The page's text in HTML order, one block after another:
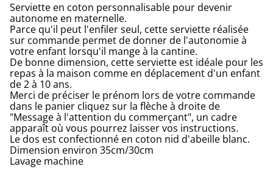
Serviette en coton personnalisable pour devenir
autonome en maternelle.
Parce qu'il peut l'enfiler seul, cette serviette réalisée
sur commande permet de donner de l'autonomie à
votre enfant lorsqu'il mange à la cantine.
De bonne dimension, cette serviette est idéale pour les
repas à la maison comme en déplacement d'un enfant
de 2 à 10 ans.
Merci de préciser le prénom lors de votre commande
dans le panier cliquez sur la flèche à droite de
"Message à l'attention du commerçant", un cadre
apparaît où vous pourrez laisser vos instructions.
Le dos est confectionné en coton nid d'abeille blanc.
Dimension environ 35cm/30cm
Lavage machine